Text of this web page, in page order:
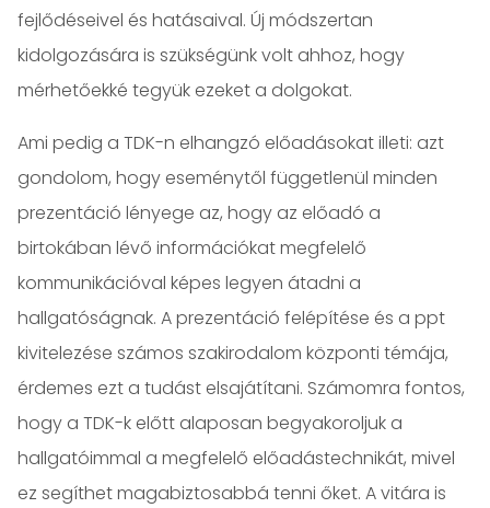
fejlődéseivel és hatásaival. Új módszertan
kidolgozására is szükségünk volt ahhoz, hogy
mérhetőekké tegyük ezeket a dolgokat.
Ami pedig a TDK-n elhangzó előadásokat illeti: azt
gondolom, hogy eseménytől függetlenül minden
prezentáció lényege az, hogy az előadó a
birtokában lévő információkat megfelelő
kommunikációval képes legyen átadni a
hallgatóságnak. A prezentáció felépítése és a ppt
kivitelezése számos szakirodalom központi témája,
érdemes ezt a tudást elsajátítani. Számomra fontos,
hogy a TDK-k előtt alaposan begyakoroljuk a
hallgatóimmal a megfelelő előadástechnikát, mivel
ez segíthet magabiztosabbá tenni őket. A vitára is